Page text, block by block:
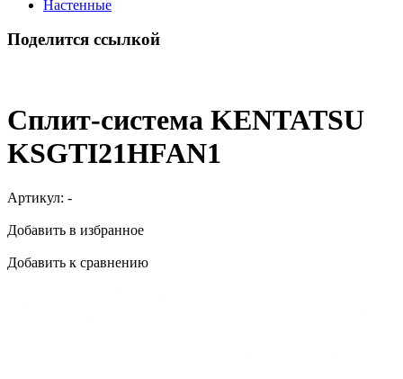
Настенные
Поделится ссылкой
Сплит-система KENTATSU
KSGTI21HFAN1
Артикул: -
Добавить в избранное
Добавить к сравнению